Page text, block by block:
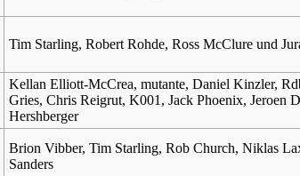
Tim Starling, Robert Rohde, Ross McClure und
Kellan Elliott-McCrea, mutante, Daniel Kinzler,
Gries, Chris Reigrut, K001, Jack Phoenix, Jeroen
Hershberger
Brion Vibber, Tim Starling, Rob Church, Niklas
Sanders